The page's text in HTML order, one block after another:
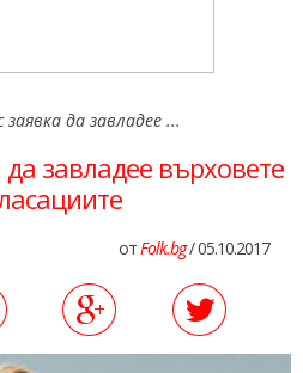
заявка да завладее ...
да завладее върховете
отFolk.bg/ 05.10.2017